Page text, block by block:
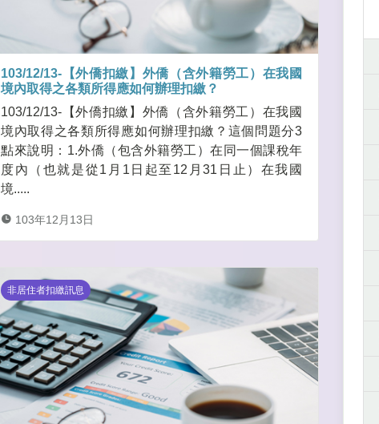
103/12/13-【外僑扣繳】外僑（含外籍勞工）在我國
境內取得之各類所得應如何辦理扣繳？
103/12/13-【外僑扣繳】外僑（含外籍勞工）在我國
境內取得之各類所得應如何辦理扣繳？這個問題分3
點來說明：1.外僑（包含外籍勞工）在同一個課稅年
度內（也就是從1月1日起至12月31日止）在我國
境.....
103年12月13日
非居住者扣繳訊息